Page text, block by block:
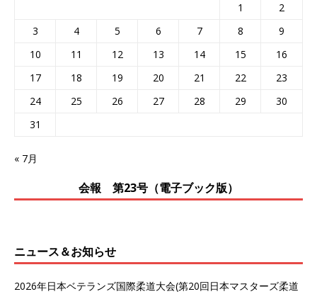
1
2
3
4 5 6 7 8
9
10
11 12 13 14 15
16
17
18 19 20 21 22
23
24
25 26 27 28 29
30
31
« 7月
会報 第23号（電子ブック版）
ニュース＆お知らせ
2026年日本ベテランズ国際柔道大会(第20回日本マスターズ柔道